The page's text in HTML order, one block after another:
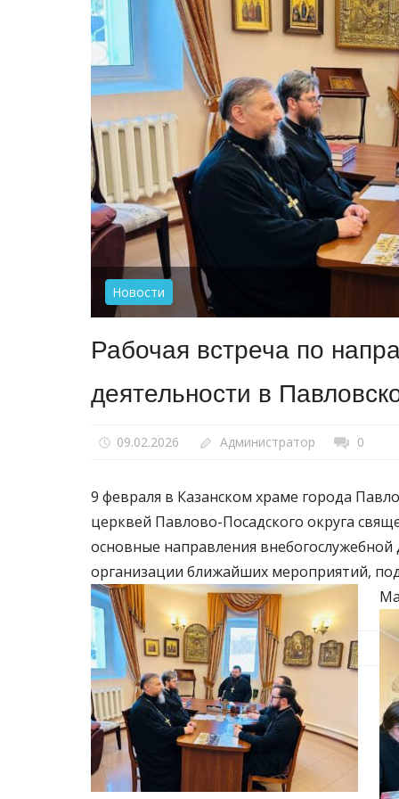
Новости
Рабочая встреча по
деятельности в
09.02.2026 Администратор 0
9 февраля в Казанском храме города
церквей Павлово-Посадского округа
основные направления
организации ближайших мероприятий,